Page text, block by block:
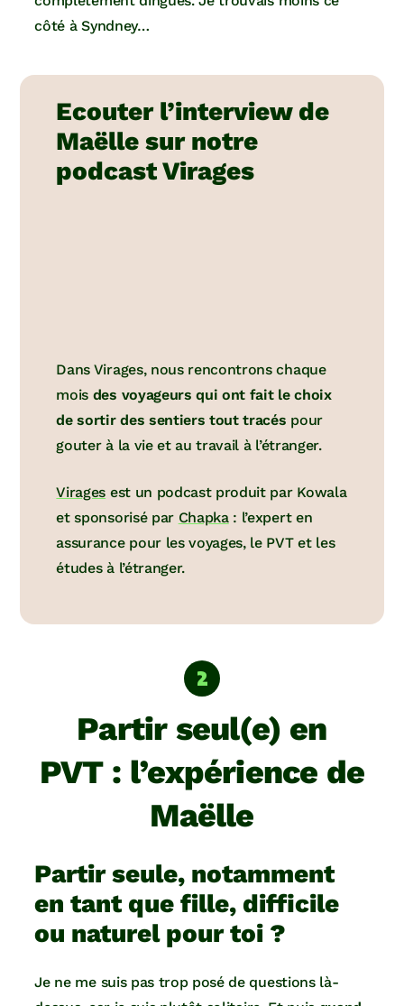
côté à Syndney…
Ecouter l’interview de
Maëlle sur notre
podcast Virages
Dans Virages, nous rencontrons chaque
mois des voyageurs qui ont fait le choix
de sortir des sentiers tout tracés pour
gouter à la vie et au travail à l’étranger.
Virages est un podcast produit par Kowala
et sponsorisé par Chapka: l’expert en
assurance pour les voyages, le PVT et les
études à l’étranger.
Partir seul(e) en
PVT : l’expérience de
Maëlle
Partir seule, notamment
en tant que fille, difficile
ou naturel pour toi ?
Je ne me suis pas trop posé de questions là-